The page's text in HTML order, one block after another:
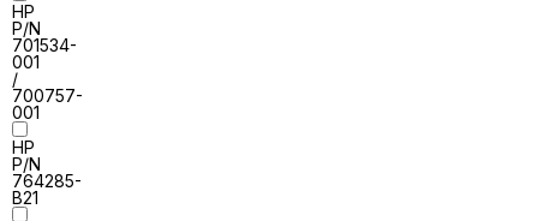
HP
P/N
701534-
001
/
700757-
001
HP
P/N
764285-
B21